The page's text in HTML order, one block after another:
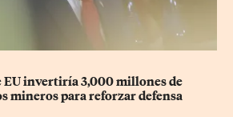
EU invertiría 3,000 millones de
mineros para reforzar defensa